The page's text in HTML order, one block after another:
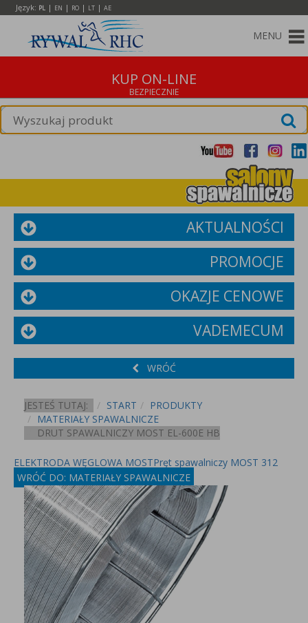
Język: PL | EN | RO | LT | AE
MENU
KUP ON-LINE
AKTUALNOŚCI
PROMOCJE
OKAZJE CENOWE
VADEMECUM
WRÓĆ
JESTEŚ TUTAJ: START
PRODUKTY
MATERIAŁY SPAWALNICZE
DRUT SPAWALNICZY MOST EL-600E HB
ELEKTRODA WĘGLOWA MOSTPręt spawalniczy MOST 312
WRÓĆ DO: MATERIAŁY SPAWALNICZE